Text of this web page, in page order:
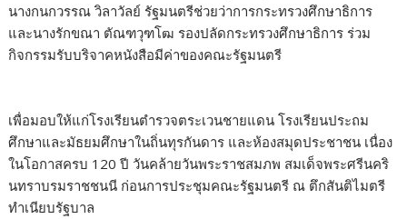
นาง​กนก​วรรณ​ วิ​ลา​วัลย์​ รัฐมนตรี​ช่วยว่าการ​กระทรวง​ศึกษาธิการ​
และนางรักขณา ตัณฑวุฑโฒ รองปลัดกระทรวงศึกษาธิการ ร่วม
กิจกรรมรับบริจาคหนังสือมีค่าของคณะรัฐมนตรี​
เพื่อมอบให้แก่โรงเรียนตำรวจตระเวนชายแดน โรงเรียนประถม
ศึกษา​และมัธยมศึกษา​ในถิ่นทุรกันดาร และห้องสมุดประชาชน​ เนื่อง
ในโอกาสครบ 120 ปี วันคล้ายวันพระราชสมภพ สมเด็จพระศรีนคริ
นทราบรมราชชนนี ก่อนการประชุมคณะรัฐมนตรี​ ณ ตึกสันติไมตรี
ทำเนียบรัฐบาล